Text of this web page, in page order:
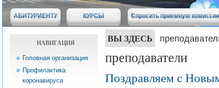
АБИТУРИЕНТУ КУРСЫ Спросить приемную
НАВИГАЦИЯ
Головная организация
Профилактика
коронавируса
ВЫ ЗДЕСЬ
преподаватели
Поздравляем с